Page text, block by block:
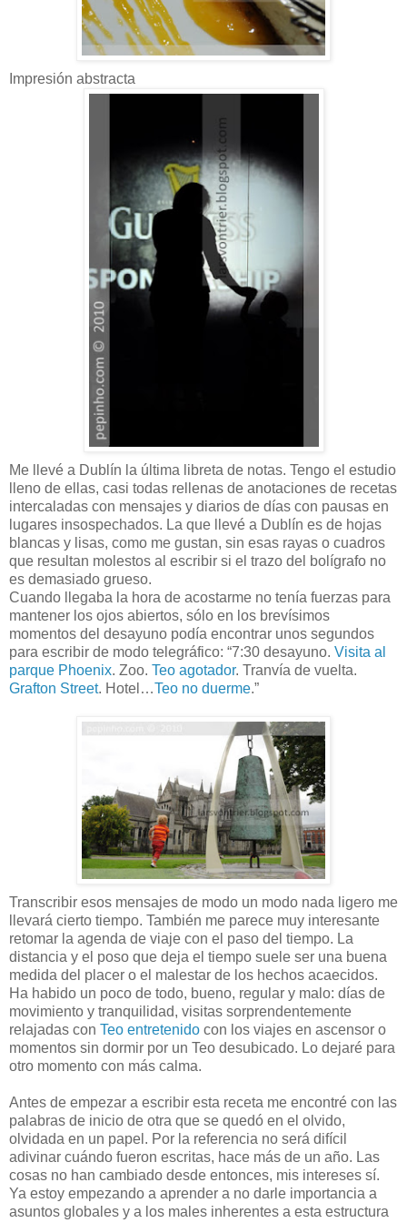
Impresión abstracta
Me llevé a Dublín la última libreta de notas. Tengo el estudio
lleno de ellas, casi todas rellenas de anotaciones de recetas
intercaladas con mensajes y diarios de días con pausas en
lugares insospechados. La que llevé a Dublín es de hojas
blancas y lisas, como me gustan, sin esas rayas o cuadros
que resultan molestos al escribir si el trazo del bolígrafo no
es demasiado grueso.
Cuando llegaba la hora de acostarme no tenía fuerzas para
mantener los ojos abiertos, sólo en los brevísimos
momentos del desayuno podía encontrar unos segundos
para escribir de modo telegráfico: “7:30 desayuno. Visita al
parque Phoenix. Zoo. Teo agotador. Tranvía de vuelta.
Grafton Street. Hotel…Teo no duerme.”
Transcribir esos mensajes de modo un modo nada ligero me
llevará cierto tiempo. También me parece muy interesante
retomar la agenda de viaje con el paso del tiempo. La
distancia y el poso que deja el tiempo suele ser una buena
medida del placer o el malestar de los hechos acaecidos.
Ha habido un poco de todo, bueno, regular y malo: días de
movimiento y tranquilidad, visitas sorprendentemente
relajadas con Teo entretenido con los viajes en ascensor o
momentos sin dormir por un Teo desubicado. Lo dejaré para
otro momento con más calma.
Antes de empezar a escribir esta receta me encontré con las
palabras de inicio de otra que se quedó en el olvido,
olvidada en un papel. Por la referencia no será difícil
adivinar cuándo fueron escritas, hace más de un año. Las
cosas no han cambiado desde entonces, mis intereses sí.
Ya estoy empezando a aprender a no darle importancia a
asuntos globales y a los males inherentes a esta estructura